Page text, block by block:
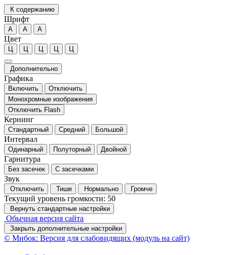
К содержанию
Шрифт
А А А
Цвет
Ц Ц Ц Ц Ц
Дополнительно
Графика
Включить
Отключить
Монохромные изображения
Отключить Flash
Кернинг
Стандартный Средний Большой
Интервал
Одинарный Полуторный Двойной
Гарнитура
Без засечек С засечками
Звук
Отключить Тише Нормально Громче
Текущий уровень громкости: 50
Вернуть стандартные настройки
Обычная версия сайта
Закрыть дополнительные настройки
© Мибок: Версия для слабовидящих (модуль на сайт)